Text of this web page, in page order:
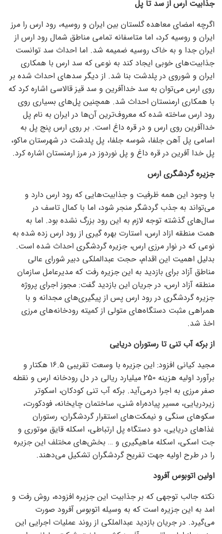
جذابیت ارس از سد تا پل
اگرچه امضای معاهده گلستان بین ایران و روسیه، رود ارس را مرز
ایران و روسیه کرد، اما متاسفانه تمامی مناطق شمال رود ارس از
ایران جدا و به خاک روسیه ضمیمه شد. اما احداث سد توانست
جذابیت‌های خوبی ایجاد کند به نوعی که سد ارس با همکاری
ایران و شوروی در پلدشت بنا شد. از دیگر سد‌های احداث شده بر
روی ارس می‌توان به سد خداآفرین و سد قیز قالاسی اشاره کرد که
با همکاری ارمنستان احداث شد. همچنین پل‌های بسیاری روی
رود ارس ساخته شده که معروف‌ترین آن‌ها در ایران به نام پل
خداآفرین روی ارس و در قره داغ است. بر روی ارس پنج پل به
اسامی پل آهن جلفا، شوسه جلفا، پل پلدشت در شهرستان ماکو،
پل خدا آفرین در قره داغ و پل نوردوز در مرز ارمنستان اشاره کرد.
جزیره گردشگری ارس
با وجود این همه ظرفیت و جذابیت‌هایی که رود ارس دارد و
می‌تواند به جذب گردشگر منجر شود، اما با کمال تاسف در
سال‌های گذشته توجه لازم به این رود بزرگ نشده بود. اما به
همت منطقه ازاد ارس، استارت بهره گیری از رود ارس زده شده به
نوعی که در نوار مرزی ارس، جزیره گردشگری احداث شده است.
بدلیل اهمیت این اقدام، حجت عبدالملکی دبیر شورای عالی
مناطق آزاد برای بازدید به این جزیره رفت که مدیرعامل سازمان
منطقه آزاد ارس، در جریان این بازدید گفت: مجوز اجرای پروژه
جزیره گردشگری در رود ارس پس از پیگیری‌های مجدانه و با
همراهی مثبت دستگاه‌های متولی از کمیته رودخانه‌های مرزی
اخذ شد.
از برکه آب تنی تا رستوران دریایی
مجید کیانی افزود: این جزیره با وسعت تقریبی ۱۶.۵ هکتار و
برآورد اولیه هزینه ۲۵۰ میلیارد ریالی در دل رودخانه ارس و نقطه
صفر مرزی به اجرا درمی‌آید. برکه آب تنی کودکان، اسکوتر
زیردریایی، مسیر پیاده‌راه شنی، ساختمان چایخانه، فودکورت،
سکو‌های سنگی و نیمکت‌های استقرار گردشگران، رستوران
غذا‌های دریایی، دو دستگاه پل ارتباطی، اسکله قایق موتوری و
جت اسکی، اسکله ماهیگیری و … بخش‌های مختلف این جزیره
را در طرح اولیه جهت تفریح گردشگران تشکیل می‌دهند.
اولین اتوبوس آفرود
نکته جالب توجهی که بر جذابیت این جزیره افزوده، روش رفت و
امد به این جزیره است که به وسیله اتوبوس آفرود صورت
می‌گیرد. در جریان بازدید عبدالملکی از روند عملیات اجرایی این